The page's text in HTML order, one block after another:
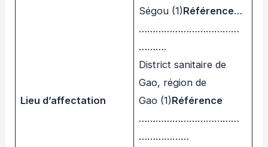
Lieu d’affectation
Ségou (1)Référence…
………………………………
……….
District sanitaire de
Gao, région de
Gao (1)Référence
………………………………
………………